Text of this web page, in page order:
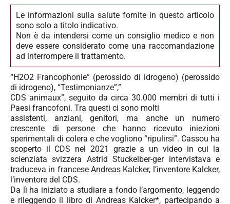
Le informazioni sulla salute fornite in questo articolo
sono solo a titolo indicativo.
Non è da intendersi come un consiglio medico e non
deve essere considerato come una raccomandazione
ad interrompere il trattamento.
“H2O2 Francophonie” (perossido di idrogeno) (perossido
di idrogeno), “Testimonianze”,”
CDS animaux”, seguito da circa 30.000 membri di tutti i
Paesi francofoni. Tra questi ci sono molti
assistenti, anziani, genitori, ma anche un numero
crescente di persone che hanno ricevuto iniezioni
sperimentali di colera e che vogliono “ripulirsi”. Cassou ha
scoperto il CDS nel 2021 grazie a un video in cui la
scienziata svizzera Astrid Stuckelber-ger intervistava e
traduceva in francese Andreas Kalcker, l’inventore Kalcker,
l’inventore del CDS.
Da lì ha iniziato a studiare a fondo l’argomento, leggendo
e rileggendo il libro di Andreas Kalcker*, partecipando a